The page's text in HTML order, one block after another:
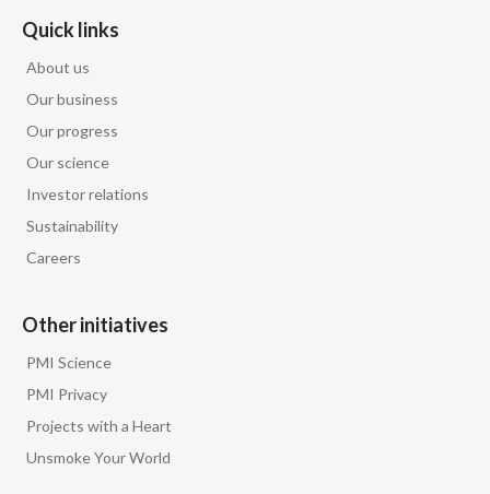
Quick links
About us
Our business
Our progress
Our science
Investor relations
Sustainability
Careers
Other initiatives
PMI Science
PMI Privacy
Projects with a Heart
Unsmoke Your World